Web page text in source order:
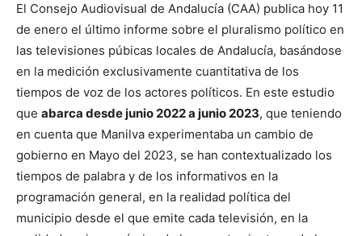
El Consejo Audiovisual de Andalucía (CAA) publica hoy 11
de enero el último informe sobre el pluralismo político en
las televisiones púbicas locales de Andalucía, basándose
en la medición exclusivamente cuantitativa de los
tiempos de voz de los actores políticos. En este estudio
que abarca desde junio 2022 a junio 2023, que teniendo
en cuenta que Manilva experimentaba un cambio de
gobierno en Mayo del 2023, se han contextualizado los
tiempos de palabra y de los informativos en la
programación general, en la realidad política del
municipio desde el que emite cada televisión, en la